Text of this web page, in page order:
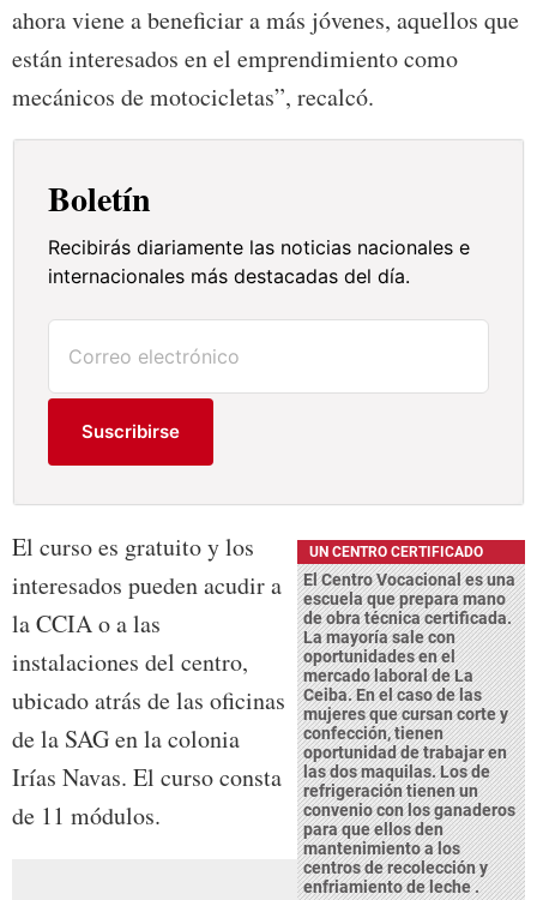
ahora viene a beneficiar a más jóvenes, aquellos que
están interesados en el emprendimiento como
mecánicos de motocicletas”, recalcó.
Boletín
Recibirás diariamente las noticias nacionales e
internacionales más destacadas del día.
Suscribirse
UN CENTRO CERTIFICADO
El Centro Vocacional es una
escuela que prepara mano
de obra técnica certificada.
La mayoría sale con
oportunidades en el
mercado laboral de La
Ceiba. En el caso de las
mujeres que cursan corte y
confección, tienen
oportunidad de trabajar en
las dos maquilas. Los de
refrigeración tienen un
convenio con los ganaderos
para que ellos den
mantenimiento a los
centros de recolección y
enfriamiento de leche .
El curso es gratuito y los
interesados pueden acudir a
la CCIA o a las
instalaciones del centro,
ubicado atrás de las oficinas
de la SAG en la colonia
Irías Navas. El curso consta
de 11 módulos.